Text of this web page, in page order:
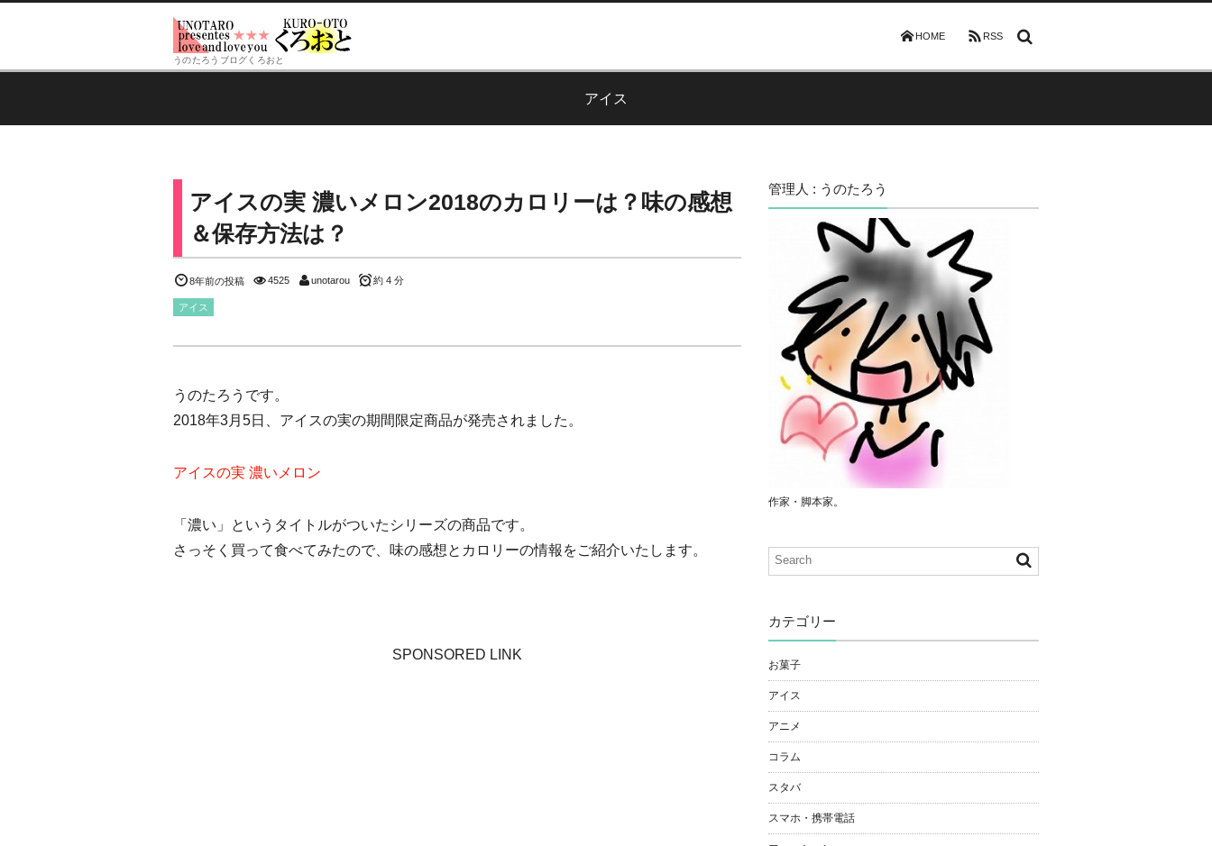
うのたろうブログくろおと
HOME RSS
アイス
アイスの実 濃いメロン2018のカロリーは？味の感想
＆保存方法は？
8年前の投稿 4525 unotarou 約 4 分
アイス
うのたろうです。
2018年3月5日、アイスの実の期間限定商品が発売されました。
アイスの実 濃いメロン
「濃い」というタイトルがついたシリーズの商品です。
さっそく買って食べてみたので、味の感想とカロリーの情報をご紹介いたします。
SPONSORED LINK
管理人 : うのたろう
作家・脚本家。
カテゴリー
お菓子
アイス
アニメ
コラム
スタバ
スマホ・携帯電話